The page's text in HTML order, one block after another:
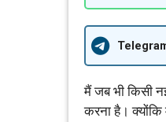
मैं जब भी किसी
करना है।